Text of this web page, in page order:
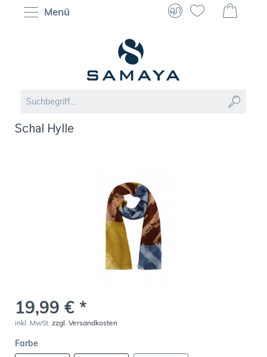
Menü
Schal Hylle
19,99 € *
inkl. MwSt. zzgl. Versandkosten
Farbe